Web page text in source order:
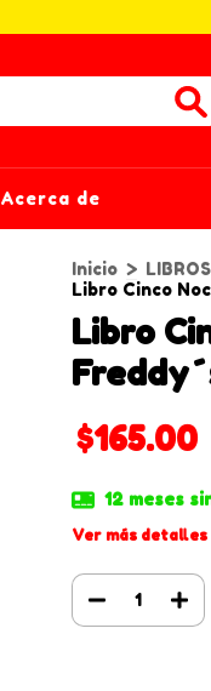
Acerca de
Inicio >
Libro Cinco
Libro
$165.00
12 meses
Ver más detalles